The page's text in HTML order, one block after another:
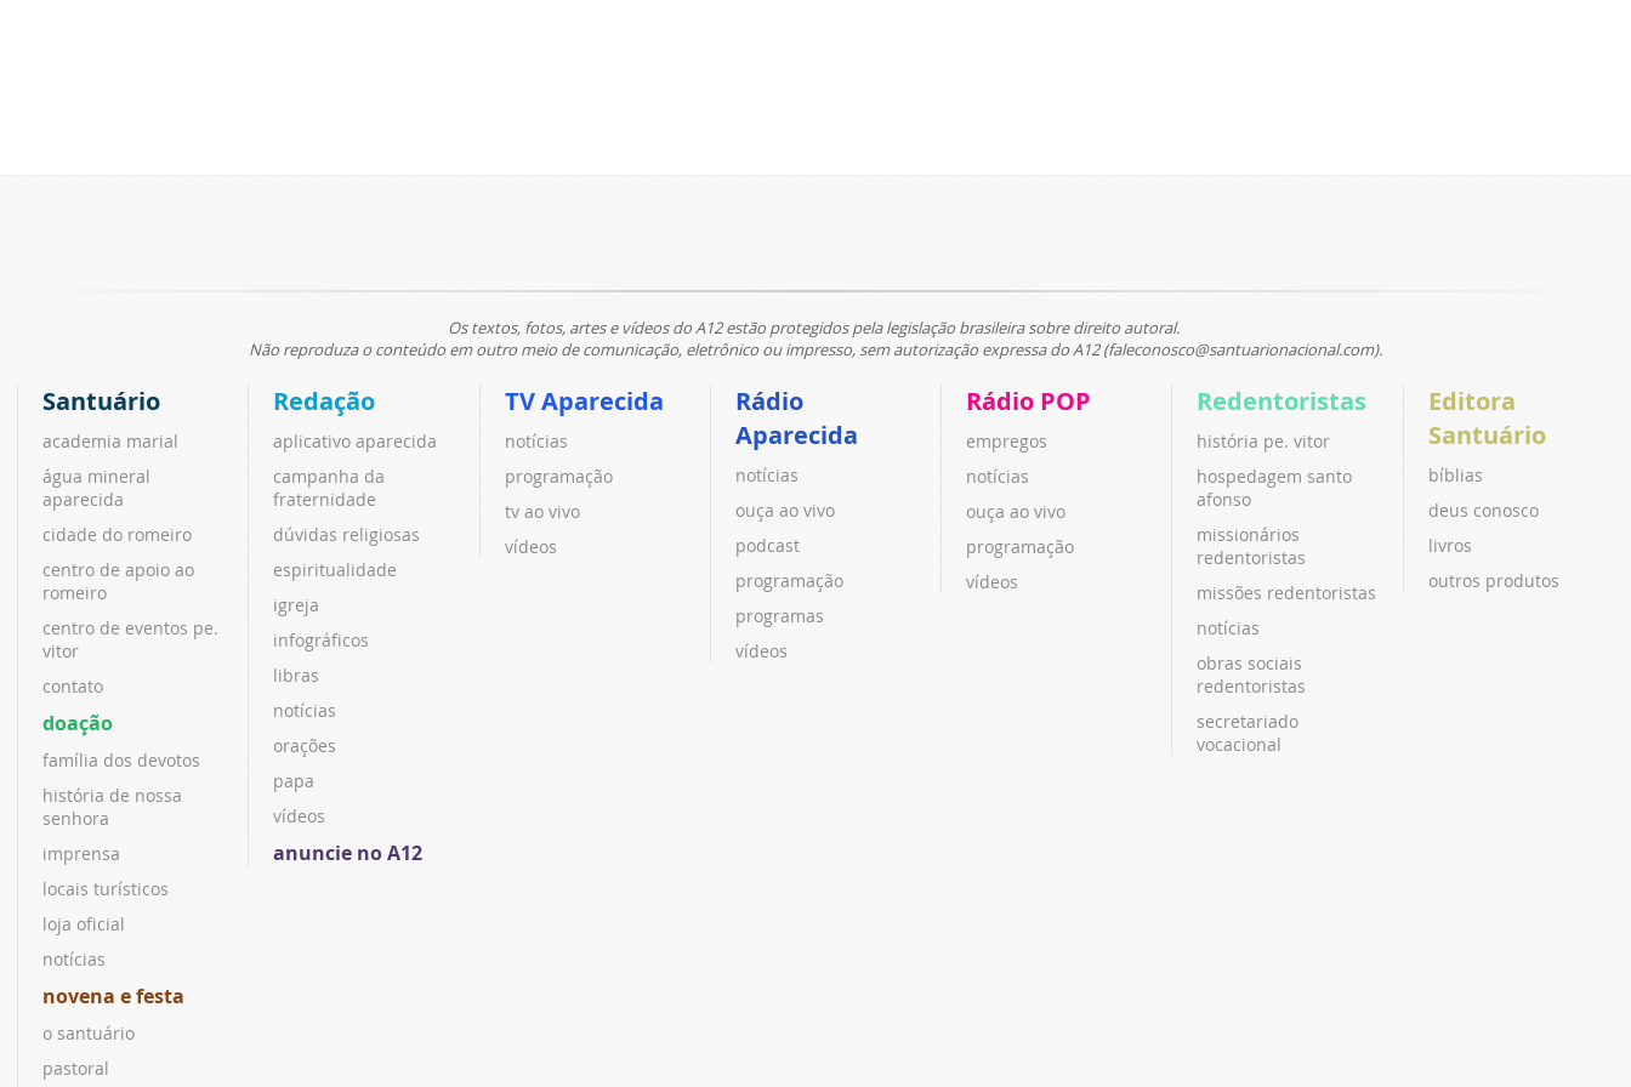
Os textos, fotos, artes e vídeos do A12 estão protegidos pela legislação brasileira sobre direito autoral.
Não reproduza o conteúdo em outro meio de comunicação, eletrônico ou impresso, sem autorização expressa do A12 (faleconosco@santuarionacional.com).
Santuário
academia marial
água mineral
aparecida
cidade do romeiro
centro de apoio ao
romeiro
centro de eventos pe.
vitor
contato
doação
família dos devotos
história de nossa
senhora
imprensa
locais turísticos
loja oficial
notícias
novena e festa
o santuário
pastoral
Redação
aplicativo aparecida
campanha da
fraternidade
dúvidas religiosas
espiritualidade
igreja
infográficos
libras
notícias
orações
papa
vídeos
anuncie no A12
TV Aparecida
notícias
programação
tv ao vivo
vídeos
Rádio
Aparecida
notícias
ouça ao vivo
podcast
programação
programas
vídeos
Rádio POP
empregos
notícias
ouça ao vivo
programação
vídeos
Redentoristas
história pe. vitor
hospedagem santo
afonso
missionários
redentoristas
missões redentoristas
notícias
obras sociais
redentoristas
secretariado
vocacional
Editora
Santuário
bíblias
deus conosco
livros
outros produtos